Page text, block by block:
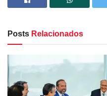
Posts Relacionados